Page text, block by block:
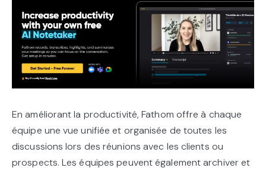
En améliorant la productivité, Fathom offre à chaque
équipe une vue unifiée et organisée de toutes les
discussions lors des réunions avec les clients ou
prospects. Les équipes peuvent également archiver et